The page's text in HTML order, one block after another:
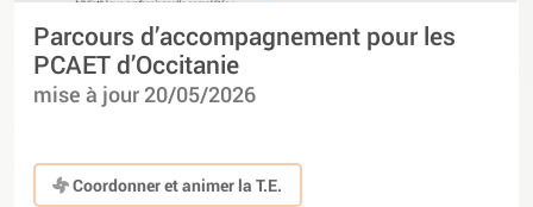
Parcours d’accompagnement pour les
PCAET d’Occitanie
mise à jour 20/05/2026
Coordonner et animer la T.E.